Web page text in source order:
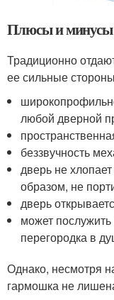
Плюсы и
Традиционно
ее сильные
любой дверной
беззвучность
дверь не
образом, не
дверь
может
перегородка в
Однако, несмотря
гармошка не